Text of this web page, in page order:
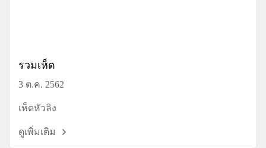
รวมเห็ด
3 ต.ค. 2562
เห็ดหัวลิง
ดูเพิ่มเติม